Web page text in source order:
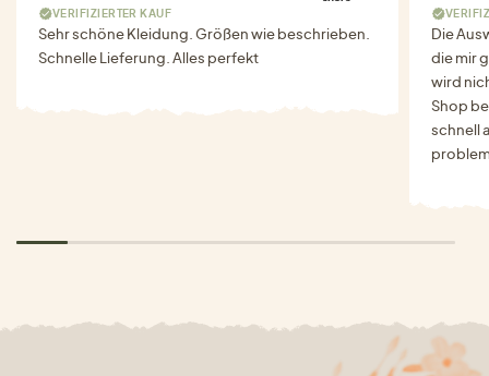
VERIFIZIERTER KAUF
Sehr schöne Kleidung. Größen wie beschrieben.
Schnelle Lieferung. Alles perfekt
Die
die mir
wird
Shop
schnell